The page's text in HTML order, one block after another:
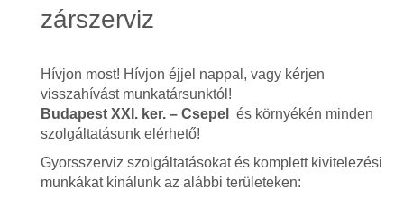
zárszerviz
Hívjon most! Hívjon éjjel nappal, vagy kérjen
visszahívást munkatársunktól!
Budapest XXI. ker. – Csepel
és környékén minden
szolgáltatásunk elérhető!
Gyorsszerviz szolgáltatásokat és komplett kivitelezési
munkákat kínálunk az alábbi területeken: